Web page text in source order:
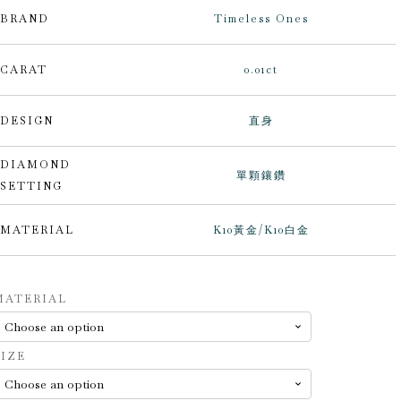
BRAND Timeless Ones
CARAT 0.01ct
DESIGN 直身
DIAMOND
SETTING
單顆鑲鑽
MATERIAL K10黃金/K10白金